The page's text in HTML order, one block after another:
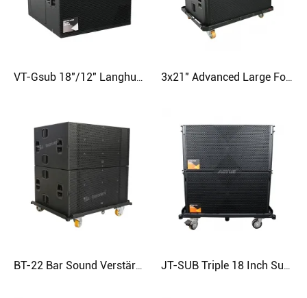
VT-Gsub 18"/12" Langhub-Neodym-Ground-Stacking-Subwoofer mit Nierencharakteristik 3x21" Advanced Large Format flugfähiger Nieren-Subwoofer